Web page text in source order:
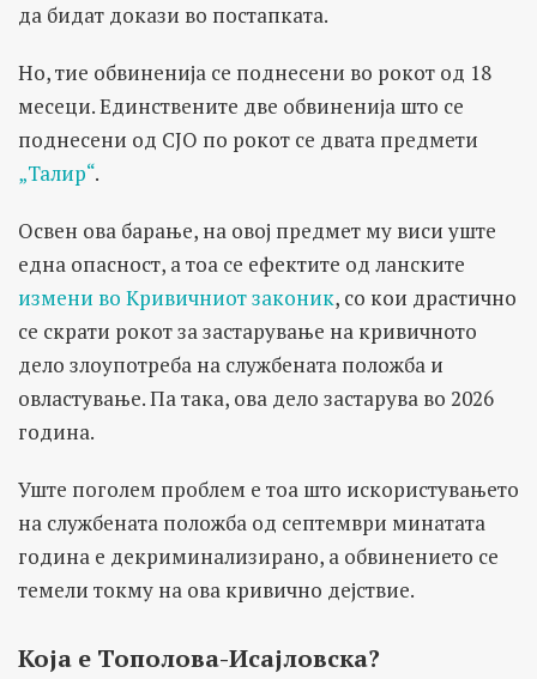
да бидат докази во постапката.
Но, тие обвиненија се поднесени во рокот од 18
месеци. Единствените две обвиненија што се
поднесени од СЈО по рокот се двата предмети
„Талир“.
Освен ова барање, на овој предмет му виси уште
една опасност, а тоа се ефектите од ланските
измени во Кривичниот законик, со кои драстично
се скрати рокот за застарување на кривичното
дело злоупотреба на службената положба и
овластување. Па така, ова дело застарува во 2026
година.
Уште поголем проблем е тоа што искористувањето
на службената положба од септември минатата
година е декриминализирано, а обвинението се
темели токму на ова кривично дејствие.
Која е Тополова-Исајловска?